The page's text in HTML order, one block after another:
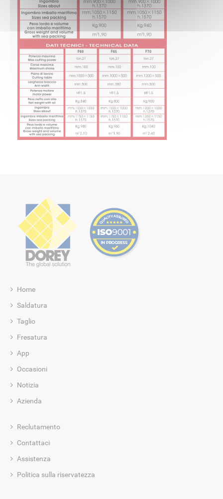
Home
Saldatura
Taglio
Fresatura
App
Occasioni
Notizia
Azienda
Reclutamento
Contattaci
Assistenza
Politica sulla riservatezza